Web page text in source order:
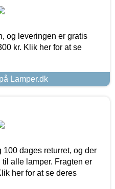
og leveringen er gratis
kr. Klik her for at se
Lamper.dk
100 dages returret, og der
alle lamper. Fragten er
her for at se deres